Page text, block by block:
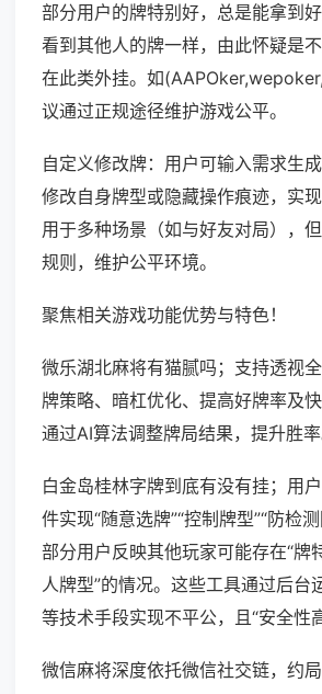
部分用户的牌特别好，总是能拿到
看到其他人的牌一样，由此怀疑是
在此类外挂。如
议通过正规途径维护游戏公平。
自定义修改牌：用户可输入需求生成
修改自身牌型或隐藏操作痕迹，实
用于多种场景（如与好友对局），
规则，维护公平环境。
聚焦相关游戏功能优势与特色！
微乐湖北麻将有猫腻吗；支持透视
牌策略、暗杠优化、提高好牌率及快
通过AI算法调整牌局结果，提升胜率
白金岛桂林字牌到底有没有挂；用
件实现“随意选牌”“控制牌型”“防检测
部分用户反映其他玩家可能存在“牌
人牌型”的情况。这些工具通过后台
等技术手段实现不平公，且“安全性高
微信麻将深度依托微信社交链，约